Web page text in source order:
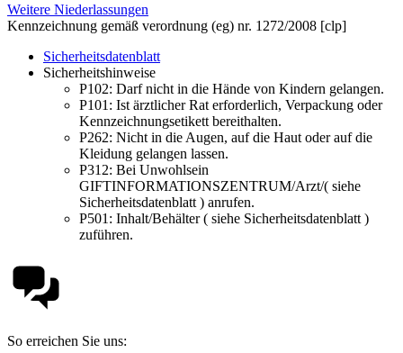
Weitere Niederlassungen
Kennzeichnung gemäß verordnung (eg) nr. 1272/2008 [clp]
Sicherheitsdatenblatt
Sicherheitshinweise
P102: Darf nicht in die Hände von Kindern gelangen.
P101: Ist ärztlicher Rat erforderlich, Verpackung oder
Kennzeichnungsetikett bereithalten.
P262: Nicht in die Augen, auf die Haut oder auf die
Kleidung gelangen lassen.
P312: Bei Unwohlsein
GIFTINFORMATIONSZENTRUM/Arzt/( siehe
Sicherheitsdatenblatt ) anrufen.
P501: Inhalt/Behälter ( siehe Sicherheitsdatenblatt )
zuführen.
So erreichen Sie uns: